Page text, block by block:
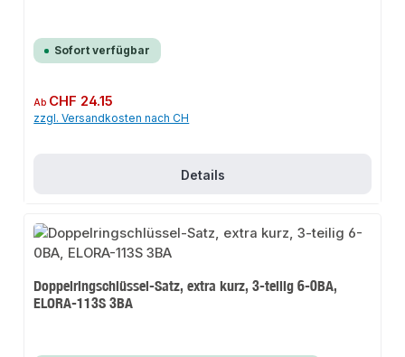
Sofort verfügbar
Regulärer Preis:
Ab CHF 24.15
zzgl. Versandkosten nach CH
Details
Doppelringschlüssel-Satz, extra kurz, 3-teilig 6-0BA,
ELORA-113S 3BA